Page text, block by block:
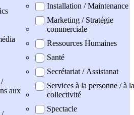
aux
Installation / Maintenance
Marketing / Stratégie
commerciale
Ressources Humaines
Santé
Secrétariat / Assistanat
Services à la personne / à la
collectivité
Spectacle